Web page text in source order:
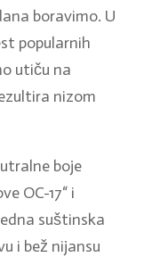
boravimo. U
popularnih
utiču na
nizom
boje
OC-17“ i
suštinska
i bež nijansu